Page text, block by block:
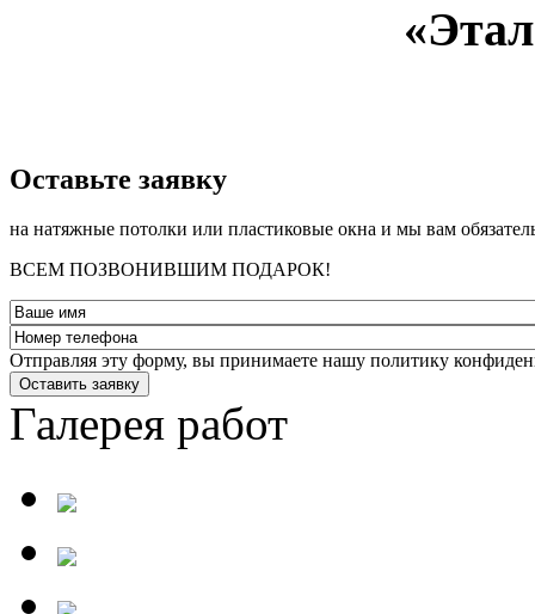
­Оставьте заявку
на натяжные потолки или пластиковые окна и мы вам
ВСЕМ ПОЗВОНИВШИМ ПОДАРОК!
Отправляя эту форму, вы принимаете нашу политику
Оставить заявку
Галерея работ